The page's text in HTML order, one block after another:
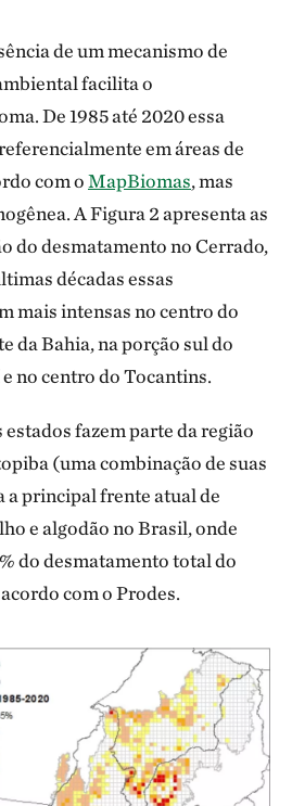
de um mecanismo de
facilita o
De 1985 até 2020 essa
em áreas de
com oMapBiomas, mas
A Figura 2 apresenta as
do desmatamento no Cerrado,
décadas essas
mais intensas no centro do
da Bahia, na porção sul do
no centro do Tocantins.
fazem parte da região
(uma combinação de suas
a principal frente atual de
e algodão no Brasil, onde
do desmatamento total do
com o Prodes.